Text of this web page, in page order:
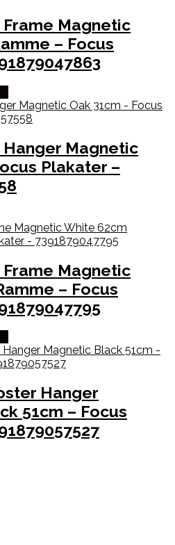
Magnetic
– Focus
Hanger Magnetic
Plakater –
Magnetic
– Focus
Hanger
51cm – Focus